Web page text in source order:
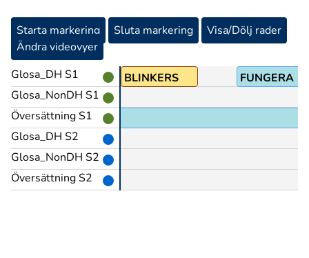
Starta markering Sluta markering
Visa/Dölj rader
Ändra videovyer
Glosa_DH S1
Glosa_NonDH S1
Översättning S1
Glosa_DH S2
Glosa_NonDH S2
Översättning S2
BLINKERS FUNGERA